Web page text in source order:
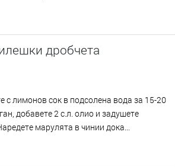
дробчета
с лимонов сок в подсолена вода за 15-20
добавете 2 с.л. олио и задушете
марулята в чинии дока...